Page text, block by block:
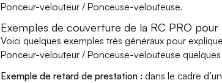
Ponceur-velouteur / Ponceuse-velouteuse.
Exemples de couverture de la RC PRO
Voici quelques exemples très généraux pour
Ponceur-velouteur / Ponceuse-velouteuse
Exemple de retard de prestation : dans le cadre